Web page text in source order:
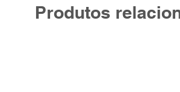
Produtos